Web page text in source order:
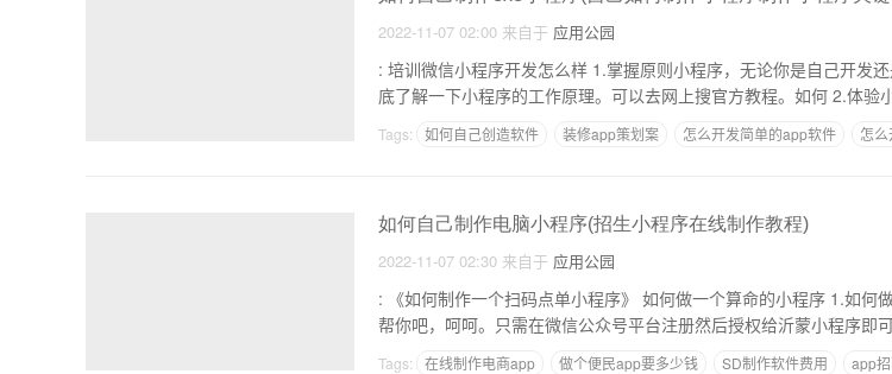
2022-11-07 02:00 来自于 应用公园
: 培训微信小程序开发怎么样 1.掌握原则小程序，无论你是自己开发还是让人执行制作。在开始之前，你最好彻
底了解一下小程序的工
Tags: 如何自己创造软件 装修app策划案 怎么开发简单的app软件 怎
如何自己制作电脑小程序(招生小程序在线制作教程)
2022-11-07 02:30 来自于 应用公园
: 《如何制作一个扫码点单小程序》 如何做一个算命的小程序 1.如何做一个优秀的小程序，优秀的小程序。我来
Tags: 在线制作电商app 做个便民app要多少钱 SD制作软件费用 app